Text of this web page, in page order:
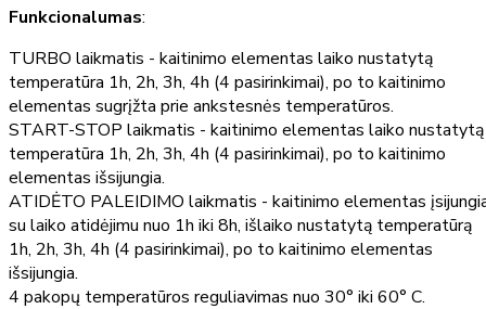
Funkcionalumas:
TURBO laikmatis - kaitinimo elementas laiko nustatytą
temperatūra 1h, 2h, 3h, 4h (4 pasirinkimai), po to kaitinimo
elementas sugrįžta prie ankstesnės temperatūros.
START-STOP laikmatis - kaitinimo elementas laiko nustatytą
temperatūra 1h, 2h, 3h, 4h (4 pasirinkimai), po to kaitinimo
elementas išsijungia.
ATIDĖTO PALEIDIMO laikmatis - kaitinimo elementas
su laiko atidėjimu nuo 1h iki 8h, išlaiko nustatytą temperatūrą
1h, 2h, 3h, 4h (4 pasirinkimai), po to kaitinimo elementas
išsijungia.
4 pakopų temperatūros reguliavimas nuo 30° iki 60° C.